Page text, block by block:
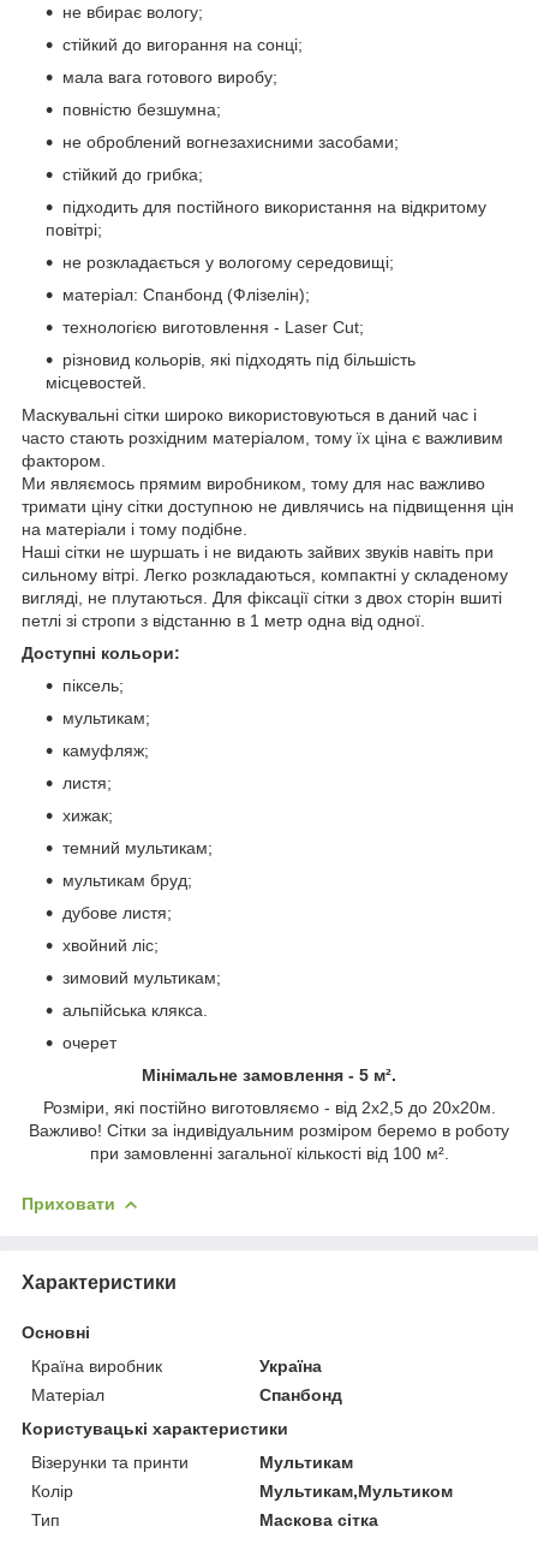
не вбирає вологу;
стійкий до вигорання на сонці;
мала вага готового виробу;
повністю безшумна;
не оброблений вогнезахисними засобами;
стійкий до грибка;
підходить для постійного використання на відкритому
повітрі;
не розкладається у вологому середовищі;
матеріал: Спанбонд (Флізелін);
технологією виготовлення - Laser Cut;
різновид кольорів, які підходять під більшість
місцевостей.
Маскувальні сітки широко використовуються в даний час і
часто стають розхідним матеріалом, тому їх ціна є важливим
фактором.
Ми являємось прямим виробником, тому для нас важливо
тримати ціну сітки доступною не дивлячись на підвищення цін
на матеріали і тому подібне.
Наші сітки не шуршать і не видають зайвих звуків навіть при
сильному вітрі. Легко розкладаються, компактні у складеному
вигляді, не плутаються. Для фіксації сітки з двох сторін вшиті
петлі зі стропи з відстанню в 1 метр одна від одної.
Доступні кольори:
піксель;
мультикам;
камуфляж;
листя;
хижак;
темний мультикам;
мультикам бруд;
дубове листя;
хвойний ліс;
зимовий мультикам;
альпійська клякса.
очерет
Мінімальне замовлення - 5 м².
Розміри, які постійно виготовляємо - від 2х2,5 до 20х20м.
Важливо! Сітки за індивідуальним розміром беремо в роботу
при замовленні загальної кількості від 100 м².
Приховати
Характеристики
Основні
Країна виробник
Україна
Матеріал
Спанбонд
Користувацькі характеристики
Візерунки та принти
Мультикам
Колір
Мультикам,Мультиком
Тип
Маскова сітка